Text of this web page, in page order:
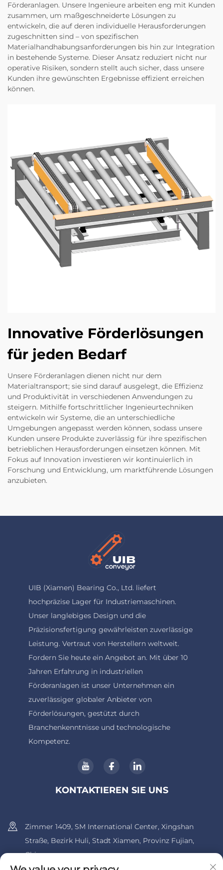
Förderanlagen. Unsere Ingenieure arbeiten eng mit Kunden
zusammen, um maßgeschneiderte Lösungen zu
entwickeln, die auf deren individuelle Herausforderungen
zugeschnitten sind – von spezifischen
Materialhandhabungsanforderungen bis hin zur Integration
in bestehende Systeme. Dieser Ansatz reduziert nicht nur
operative Risiken, sondern stellt auch sicher, dass unsere
Kunden ihre gewünschten Ergebnisse effizient erreichen
können.
Innovative Förderlösungen
für jeden Bedarf
Unsere Förderanlagen dienen nicht nur dem
Materialtransport; sie sind darauf ausgelegt, die Effizienz
und Produktivität in verschiedenen Anwendungen zu
steigern. Mithilfe fortschrittlicher Ingenieurtechniken
entwickeln wir Systeme, die an unterschiedliche
Umgebungen angepasst werden können, sodass unsere
Kunden unsere Produkte zuverlässig für ihre spezifischen
betrieblichen Herausforderungen einsetzen können. Mit
Fokus auf Innovation investieren wir kontinuierlich in
Forschung und Entwicklung, um marktführende Lösungen
anzubieten.
UIB (Xiamen) Bearing Co., Ltd. liefert
hochpräzise Lager für Industriemaschinen.
Unser langlebiges Design und die
Präzisionsfertigung gewährleisten zuverlässige
Leistung. Vertraut von Herstellern weltweit.
Fordern Sie heute ein Angebot an. Mit über 10
Jahren Erfahrung in industriellen
Förderanlagen ist unser Unternehmen ein
zuverlässiger globaler Anbieter von
Förderlösungen, gestützt durch
Branchenkenntnisse und technologische
Kompetenz.
KONTAKTIEREN SIE UNS
Zimmer 1409, SM International Center, Xingshan
Straße, Bezirk Huli, Stadt Xiamen, Provinz Fujian,
China.